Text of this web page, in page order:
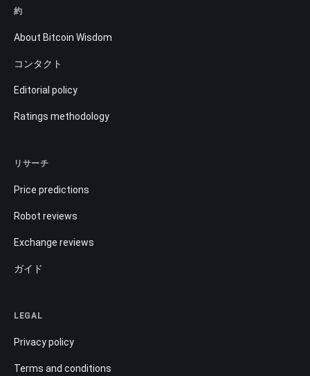
約
About Bitcoin Wisdom
コンタクト
Editorial policy
Ratings methodology
リサーチ
Price predictions
Robot reviews
Exchange reviews
ガイド
LEGAL
Privacy policy
Terms and conditions